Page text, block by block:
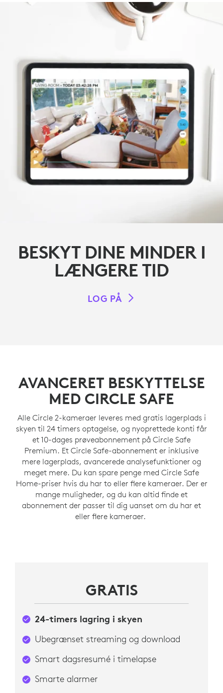
LAGERPLADS
CIRCLE
SAFE
BESKYT DINE MINDER I
LÆNGERE TID
LOG PÅ
AVANCERET BESKYTTELSE
MED CIRCLE SAFE
Alle Circle 2-kameraer leveres med gratis lagerplads i
skyen til 24 timers optagelse, og nyoprettede konti får
et 10-dages prøveabonnement på Circle Safe
Premium. Et Circle Safe-abonnement er inklusive
mere lagerplads, avancerede analysefunktioner og
meget mere. Du kan spare penge med Circle Safe
Home-priser hvis du har to eller flere kameraer. Der er
mange muligheder, og du kan altid finde et
abonnement der passer til dig uanset om du har et
eller flere kameraer.
GRATIS
24-timers lagring i skyen
Ubegrænset streaming og download
Smart dagsresumé i timelapse
Smarte alarmer